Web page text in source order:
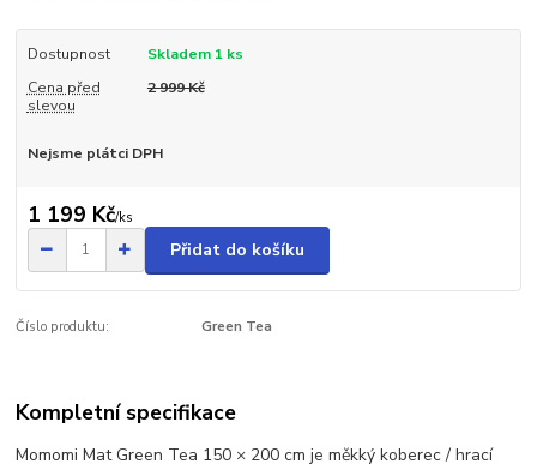
Dostupnost
Skladem 1 ks
Cena před
slevou
2 999 Kč
Nejsme plátci DPH
1 199 Kč/ks
Přidat do košíku
Číslo produktu: Green Tea
Kompletní specifikace
Momomi Mat Green Tea 150 × 200 cm je měkký koberec / hrací